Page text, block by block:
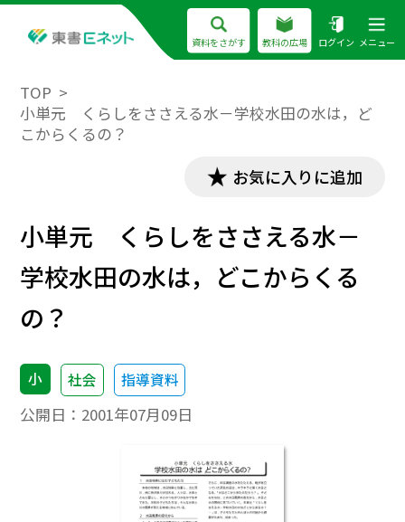
資料をさがす 教科の広場 ログイン メニュー
TOP
小単元 くらしをささえる水－学校水田の水は，ど
こからくるの？
お気に入りに追加
小単元 くらしをささえる水－
学校水田の水は，どこからくる
の？
小 社会 指導資料
公開日： 2001年07月09日